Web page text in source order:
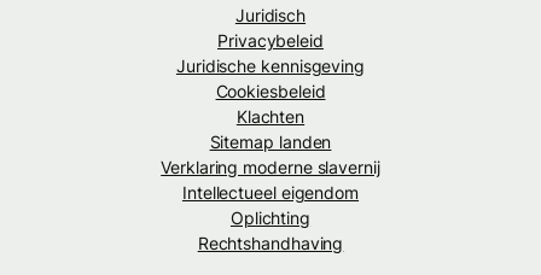
Juridisch
Privacybeleid
Juridische kennisgeving
Cookiesbeleid
Klachten
Sitemap landen
Verklaring moderne slavernij
Intellectueel eigendom
Oplichting
Rechtshandhaving